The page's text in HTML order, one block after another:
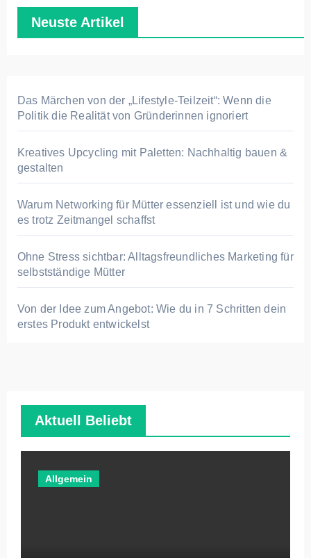
Neuste Artikel
Das Märchen von der „Lifestyle-Teilzeit“: Wenn die
Politik die Realität von Gründerinnen ignoriert
Kreatives Upcycling mit Paletten: Nachhaltig bauen &
gestalten
Warum Networking für Mütter essenziell ist und wie du
es trotz Zeitmangel schaffst
Ohne Stress sichtbar: Alltagsfreundliches Marketing für
selbstständige Mütter
Von der Idee zum Angebot: Wie du in 7 Schritten dein
erstes Produkt entwickelst
Aktuell Beliebt
Allgemein